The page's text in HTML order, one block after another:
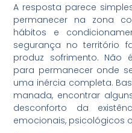
A resposta parece
permanecer na zona
hábitos e
segurança no território
produz sofrimento. Não
para permanecer onde
uma inércia completa.
manada, encontrar
desconforto da
emocionais, psicológicos